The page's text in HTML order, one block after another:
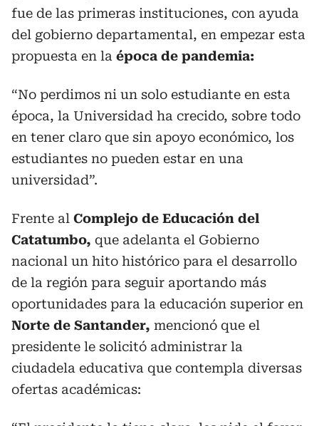
fue de las primeras instituciones, con ayuda
del gobierno departamental, en empezar esta
propuesta en la época de pandemia:
“No perdimos ni un solo estudiante en esta
época, la Universidad ha crecido, sobre todo
en tener claro que sin apoyo económico, los
estudiantes no pueden estar en una
universidad”.
Frente al Complejo de Educación del
Catatumbo, que adelanta el Gobierno
nacional un hito histórico para el desarrollo
de la región para seguir aportando más
oportunidades para la educación superior en
Norte de Santander, mencionó que el
presidente le solicitó administrar la
ciudadela educativa que contempla diversas
ofertas académicas: